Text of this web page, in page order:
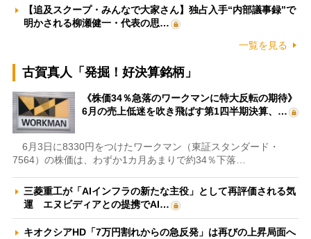
【追及スクープ・みんなで大家さん】独占入手“内部議事録”で
明かされる柳瀬健一・代表の思…
一覧を見る
古賀真人「発掘！好決算銘柄」
《株価34％急落のワークマンに特大反転の期待》
6月の売上低迷を吹き飛ばす第1四半期決算、…
6月3日に8330円をつけたワークマン（東証スタンダード・
7564）の株価は、わずか1カ月あまりで約34％下落…
三菱重工が「AIインフラの新たな主役」として再評価される気
運 エヌビディアとの提携でAI…
キオクシアHD「7万円割れからの急反発」は再びの上昇局面へ